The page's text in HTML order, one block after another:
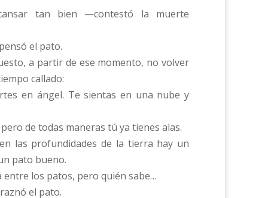
tan bien —contestó la muerte
el pato.
a partir de ese momento, no volver
callado:
en ángel. Te sientas en una nube y
de todas maneras tú ya tienes alas.
las profundidades de la tierra hay un
pato bueno.
los patos, pero quién sabe…
el pato.